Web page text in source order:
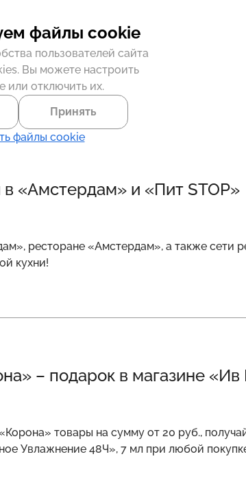
«Амстердам» и «Пит STOP»
ресторане «Амстердам», а также сети
кухни!
– подарок в магазине
товары на сумму от 20 руб.,
Увлажнение 48Ч», 7 мл при любой
файлы cookie
пользователей сайта
Вы можете настроить
или отключить их.
Принять
файлы cookie